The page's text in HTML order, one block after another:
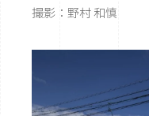
撮影：野村 和慎